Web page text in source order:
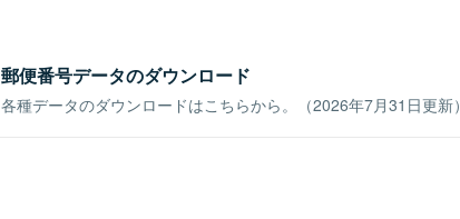
郵便番号データのダウンロード
各種データのダウンロードはこちらから。（2026年7月31日更新）